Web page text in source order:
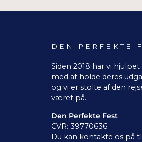
DEN PERFEKTE
Siden 2018 har vi
med at holde deres
og vi er stolte af den
været på.
Den Perfekte Fest
CVR: 39770636
Du kan kontakte os på